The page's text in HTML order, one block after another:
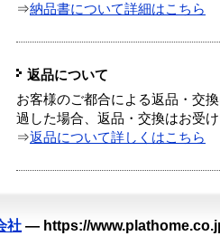
⇒納品書について詳細はこちら
返品について
お客様のご都合による返品・交
過した場合、返品・交換はお受け
⇒返品について詳しくはこちら
社 — https://